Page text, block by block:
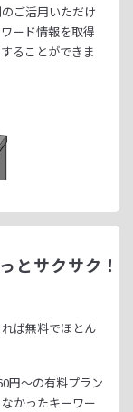
ご活用いただけ
ード情報を取得
ることができま
とサクサク！
ば無料でほとん
円～の有料プラン
かったキーワー